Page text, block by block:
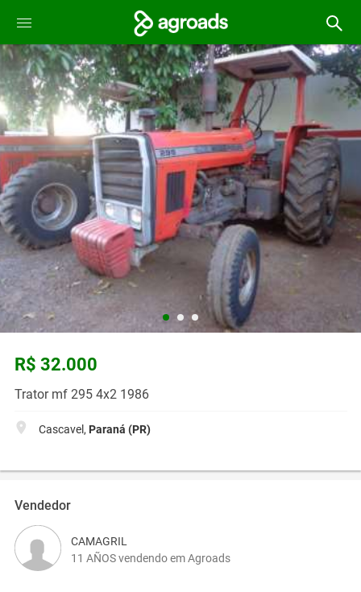
R$ 32.000
Trator mf 295 4x2 1986
Cascavel, Paraná (PR)
Vendedor
CAMAGRIL
11 AÑOS vendendo em Agroads